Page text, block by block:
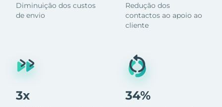
Diminuição dos custos
de envio
3x
Redução dos
contactos ao apoio ao
cliente
34%